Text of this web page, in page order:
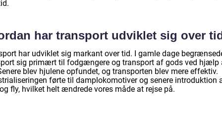
har transport udviklet sig over
har udviklet sig markant over tid. I gamle dage
sig primært til fodgængere og transport af gods ved hjælp
blev hjulene opfundet, og transporten blev mere effektiv.
førte til damplokomotiver og senere introduktion
fly, hvilket helt ændrede vores måde at rejse på.